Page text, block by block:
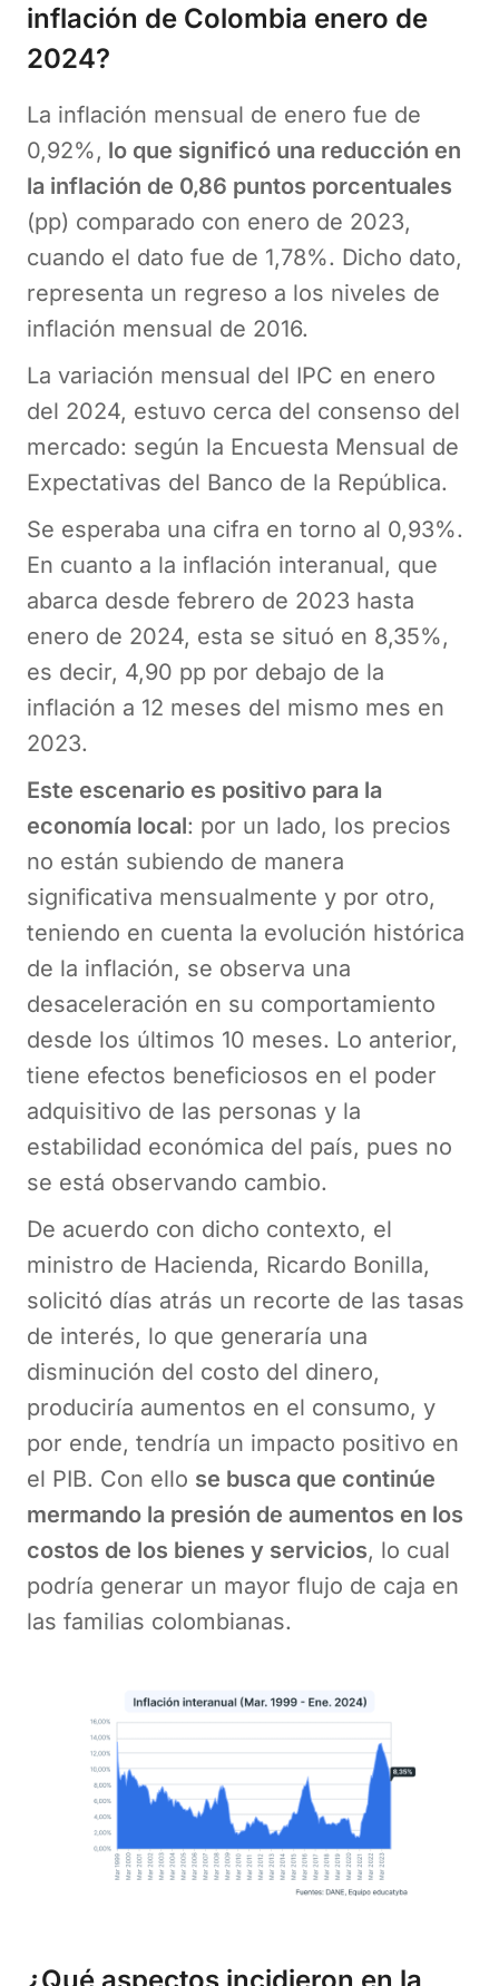
inflación de Colombia enero de
2024?
La inflación mensual de enero fue de
0,92%, lo que significó una reducción en
la inflación de 0,86 puntos porcentuales
(pp) comparado con enero de 2023,
cuando el dato fue de 1,78%. Dicho dato,
representa un regreso a los niveles de
inflación mensual de 2016.
La variación mensual del IPC en enero
del 2024, estuvo cerca del consenso del
mercado: según la Encuesta Mensual de
Expectativas del Banco de la República.
Se esperaba una cifra en torno al 0,93%.
En cuanto a la inflación interanual, que
abarca desde febrero de 2023 hasta
enero de 2024, esta se situó en 8,35%,
es decir, 4,90 pp por debajo de la
inflación a 12 meses del mismo mes en
2023.
Este escenario es positivo para la
economía local: por un lado, los precios
no están subiendo de manera
significativa mensualmente y por otro,
teniendo en cuenta la evolución histórica
de la inflación, se observa una
desaceleración en su comportamiento
desde los últimos 10 meses. Lo anterior,
tiene efectos beneficiosos en el poder
adquisitivo de las personas y la
estabilidad económica del país, pues no
se está observando cambio.
De acuerdo con dicho contexto, el
ministro de Hacienda, Ricardo Bonilla,
solicitó días atrás un recorte de las tasas
de interés, lo que generaría una
disminución del costo del dinero,
produciría aumentos en el consumo, y
por ende, tendría un impacto positivo en
el PIB. Con ello se busca que continúe
mermando la presión de aumentos en los
costos de los bienes y servicios, lo cual
podría generar un mayor flujo de caja en
las familias colombianas.